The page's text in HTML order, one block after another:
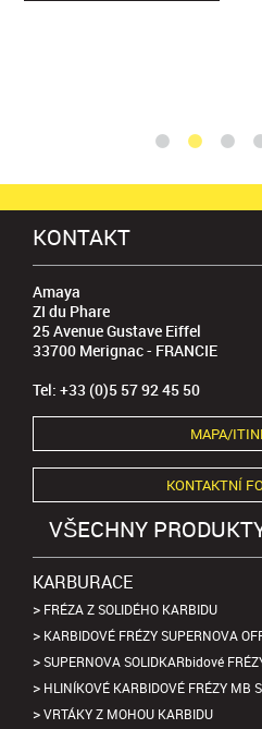
KONTAKT
Amaya
ZI du Phare
25 Avenue Gustave Eiffel
33700 Merignac - FRANCIE
Tel: +33 (0)5 57 92 45 50
MAPA/
KONTAKTNÍ
VŠECHNY
KARBURACE
FRÉZA Z SOLIDÉHO KARBIDU
KARBIDOVÉ FRÉZY SUPERNOVA
SUPERNOVA SOLIDKARbidové
HLINÍKOVÉ KARBIDOVÉ FRÉZY MB
VRTÁKY Z MOHOU KARBIDU